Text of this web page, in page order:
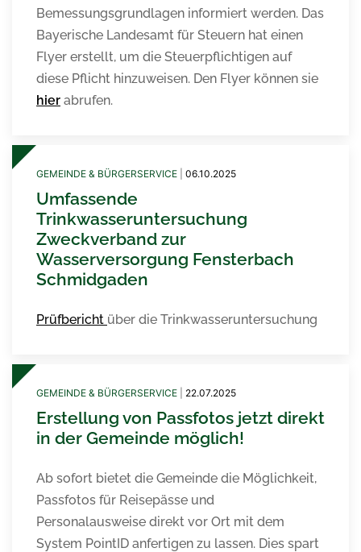
Bemessungsgrundlagen informiert werden. Das
Bayerische Landesamt für Steuern hat einen
Flyer erstellt, um die Steuerpflichtigen auf
diese Pflicht hinzuweisen. Den Flyer können sie
hier abrufen.
GEMEINDE & BÜRGERSERVICE 06.10.2025
Umfassende
Trinkwasseruntersuchung
Zweckverband zur
Wasserversorgung Fensterbach
Schmidgaden
Prüfbericht über die Trinkwasseruntersuchung
GEMEINDE & BÜRGERSERVICE 22.07.2025
Erstellung von Passfotos jetzt direkt
in der Gemeinde möglich!
Ab sofort bietet die Gemeinde die Möglichkeit,
Passfotos für Reisepässe und
Personalausweise direkt vor Ort mit dem
System PointID anfertigen zu lassen. Dies spart